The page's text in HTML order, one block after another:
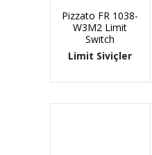
Pizzato FR 1038-
W3M2 Limit
Switch
Limit Siviçler